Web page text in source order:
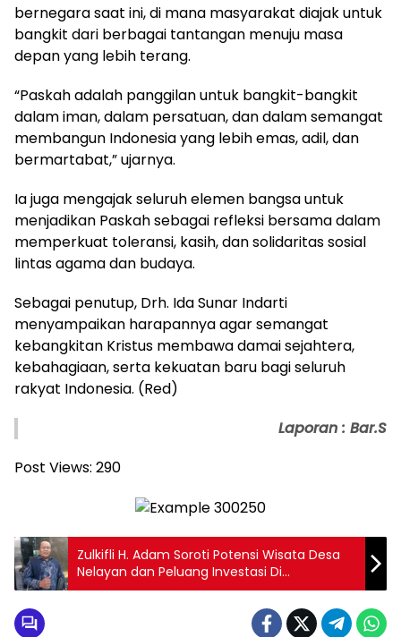
bernegara saat ini, di mana masyarakat diajak untuk
bangkit dari berbagai tantangan menuju masa
depan yang lebih terang.
“Paskah adalah panggilan untuk bangkit-bangkit
dalam iman, dalam persatuan, dan dalam semangat
membangun Indonesia yang lebih emas, adil, dan
bermartabat,” ujarnya.
Ia juga mengajak seluruh elemen bangsa untuk
menjadikan Paskah sebagai refleksi bersama dalam
memperkuat toleransi, kasih, dan solidaritas sosial
lintas agama dan budaya.
Sebagai penutup, Drh. Ida Sunar Indarti
menyampaikan harapannya agar semangat
kebangkitan Kristus membawa damai sejahtera,
kebahagiaan, serta kekuatan baru bagi seluruh
rakyat Indonesia. (Red)
Laporan : Bar.S
Post Views: 290
Zulkifli H. Adam Soroti Potensi Wisata Desa
Nelayan dan Peluang Investasi Di
CIAYUMAJAKUNING